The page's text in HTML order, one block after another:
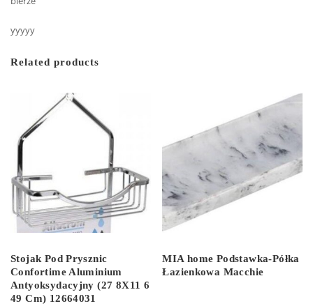
yyyyy
Related products
Stojak Pod Prysznic
Confortime Aluminium
Antyoksydacyjny (27 8X11 6
49 Cm) 12664031
MIA home Podstawka-Półka
Łazienkowa Macchie